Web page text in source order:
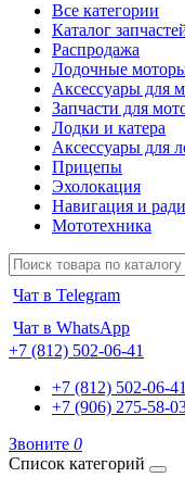
Все категории
Каталог
Распродажа
Лодочные
Аксессуары для
Запчасти для
Лодки и катера
Аксессуары для
Прицепы
Эхолокация
Навигация и
Мототехника
Чат в Telegram
Чат в WhatsApp
+7 (812) 502-06-41
+7 (812) 502-06-41
+7 (906) 275-58-
Звоните 0
Список категорий